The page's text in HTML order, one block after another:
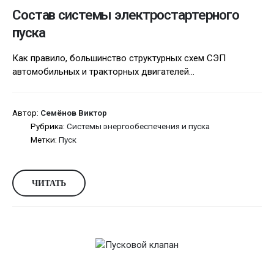
Состав системы электростартерного
пуска
Как правило, большинство структурных схем СЭП
автомобильных и тракторных двигателей...
Автор: Семёнов Виктор
Рубрика: Системы энергообеспечения и пуска
Метки: Пуск
ЧИТАТЬ